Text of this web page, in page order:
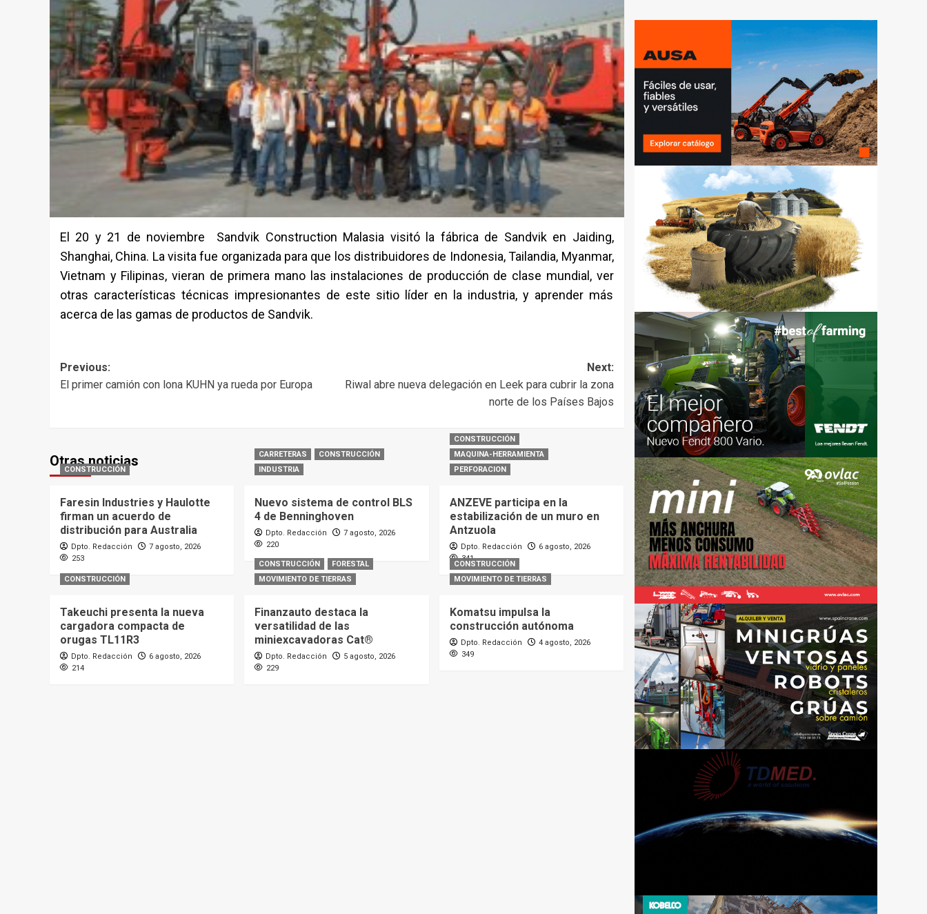
El 20 y 21 de noviembre Sandvik Construction Malasia visitó la fábrica de Sandvik en Jaiding,
Shanghai, China. La visita fue organizada para que los distribuidores de Indonesia, Tailandia, Myanmar,
Vietnam y Filipinas, vieran de primera mano las instalaciones de producción de clase mundial, ver
otras características técnicas impresionantes de este sitio líder en la industria, y aprender más
acerca de las gamas de productos de Sandvik.
Post
navigation
Previous:
El primer camión con lona KUHN ya rueda por Europa
Next:
Riwal abre nueva delegación en Leek para cubrir la zona
norte de los Países Bajos
Otras noticias
CONSTRUCCIÓN
Faresin Industries y Haulotte
firman un acuerdo de
distribución para Australia
Dpto. Redacción
7 agosto, 2026
253
CARRETERAS
CONSTRUCCIÓN
INDUSTRIA
Nuevo sistema de control BLS
4 de Benninghoven
Dpto. Redacción
7 agosto, 2026
220
CONSTRUCCIÓN
MAQUINA-HERRAMIENTA
PERFORACION
ANZEVE participa en la
estabilización de un muro en
Antzuola
Dpto. Redacción
6 agosto, 2026
341
CONSTRUCCIÓN
Takeuchi presenta la nueva
cargadora compacta de
orugas TL11R3
Dpto. Redacción
6 agosto, 2026
214
CONSTRUCCIÓN
FORESTAL
MOVIMIENTO DE TIERRAS
Finanzauto destaca la
versatilidad de las
miniexcavadoras Cat®
Dpto. Redacción
5 agosto, 2026
229
CONSTRUCCIÓN
MOVIMIENTO DE TIERRAS
Komatsu impulsa la
construcción autónoma
Dpto. Redacción
4 agosto, 2026
349